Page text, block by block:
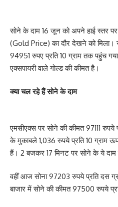
सोने के दाम 16 जून को अपने हाई स्तर
(Gold Price) का दौर देखने को मिला।
94951 रुपए प्रति 10 ग्राम तक पहुंच
एक्सपायरी वाले गोल्ड की कीमत है।
क्या चल रहे हैं सोने के दाम
एमसीएक्स पर सोने की कीमत 97111
के मुकाबले 1,036 रुपये प्रति 10 ग्राम
हैं। 2 बजकर 17 मिनट पर सोने के ये
वहीं आज सोना 97203 रुपये प्रति दस
बाजार में सोने की कीमत 97500 रुपये